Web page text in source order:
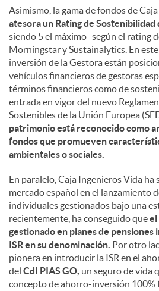
Asimismo, la gama de fondos de
atesora un Rating de Sostenibilidad
siendo 5 el máximo- según el rating
Morningstar y Sustainalytics. En
inversión de la Gestora están
vehículos financieros de gestoras
términos financieros como de
entrada en vigor del nuevo
Sostenibles de la Unión Europea
patrimonio está reconocido como
fondos que promueven
ambientales o sociales.
En paralelo, Caja Ingenieros Vida ha
mercado español en el lanzamiento
individuales gestionados bajo una
recientemente, ha conseguido queel
gestionado en planes de
ISR en su denominación. Por otro
pionera en introducir la ISR en el
del CdI PIAS GO, un seguro de vida
concepto de ahorro-inversión 100%